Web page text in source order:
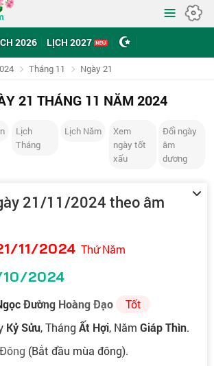
≡
2026 LỊCH 2027
Tháng 11 Ngày 21
21 THÁNG 11 NĂM 2024
Lịch
Tháng
Lịch Năm
Xem
ngày tốt
xấu
Đổi ngày
âm
dương
21/11/2024 theo âm
11/2024 Thứ Năm
10/2024
Đường Hoàng Đạo
Tốt
Kỷ Sửu, Tháng Ất Hợi, Năm Giáp Thìn.
(Bắt đầu mùa đông).